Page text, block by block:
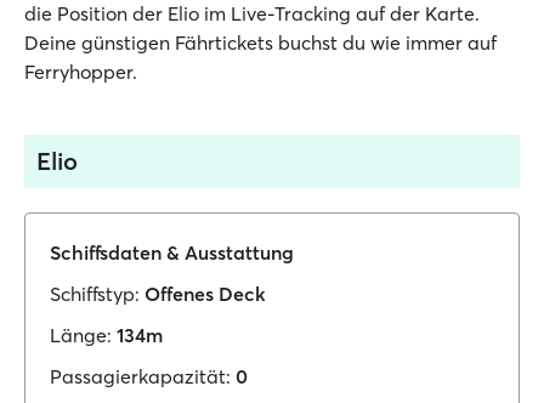
die Position der Elio im Live-Tracking auf der Karte.
Deine günstigen Fährtickets buchst du wie immer auf
Ferryhopper.
Elio
Schiffsdaten & Ausstattung
Schiffstyp: Offenes Deck
Länge: 134m
Passagierkapazität: 0